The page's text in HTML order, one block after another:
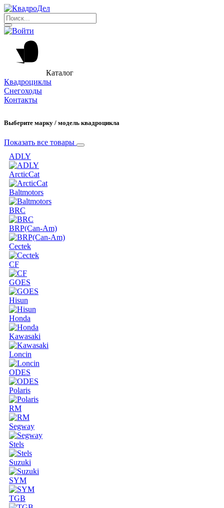
Каталог
Квадроциклы
Снегоходы
Контакты
Выберите марку / модель квадроцикла
Показать все товары
ADLY
ArcticCat
Baltmotors
BRC
BRP(Can-Am)
Cectek
CF
GOES
Hisun
Honda
Kawasaki
Loncin
ODES
Polaris
RM
Segway
Stels
Suzuki
SYM
TGB